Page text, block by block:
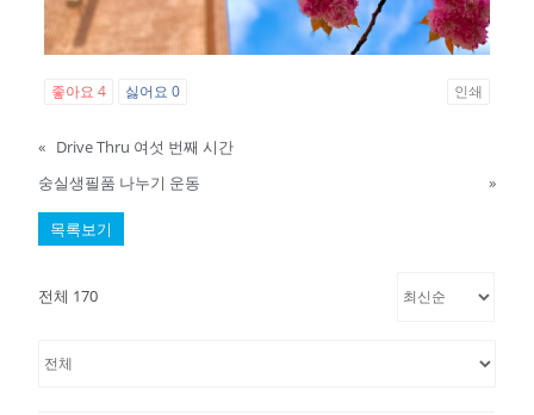
좋아요4 싫어요0 인쇄
« Drive Thru 여섯 번째 시간
숭실생필품 나누기 운동
»
목록보기
전체 170